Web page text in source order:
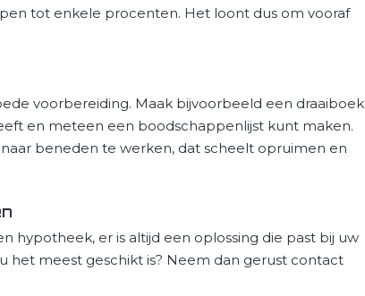
tot enkele procenten. Het loont dus om vooraf
voorbereiding. Maak bijvoorbeeld een draaiboek
en meteen een boodschappenlijst kunt maken.
beneden te werken, dat scheelt opruimen en
hypotheek, er is altijd een oplossing die past bij uw
het meest geschikt is? Neem dan gerust contact